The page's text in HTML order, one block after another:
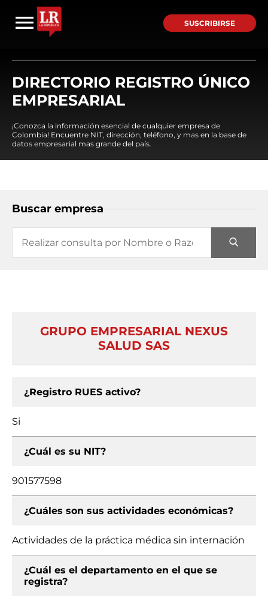
SUSCRIBIRSE
DIRECTORIO REGISTRO ÚNICO
EMPRESARIAL
¡Conozca la información esencial de cualquier empresa de
Colombia! Encuentre NIT, dirección, teléfono, y mas en la base de
datos empresarial mas grande del país.
Buscar empresa
GRUPO EMPRESARIAL NEXUS
SALUD SAS
¿Registro RUES activo?
Si
¿Cuál es su NIT?
901577598
¿Cuáles son sus actividades económicas?
Actividades de la práctica médica sin internación
¿Cuál es el departamento en el que se
registra?